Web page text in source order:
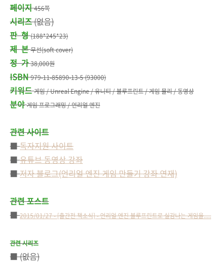
페이지 456쪽
시리즈(없음)
판 형 (188*245*23)
제 본 무선(soft cover)
정 가 38,000원
ISBN 979-11-85890-13-5 (93000)
키워드 게임 / Unreal Engine / 유니티 / 블루프린트 / 게임 물리 / 동영상
분야 게임 프로그래밍 / 언리얼 엔진
관련 사이트
■독자지원 사이트
■유튜브 동영상 강좌
■저자 블로그(언리얼 엔진 게임 만들기 강좌 연재)
관련 포스트
■2015/01/27 - [출간전 책소식] - 언리얼 엔진 블루프린트로 실감나는 게임을.....
관련 시리즈
■ (없음)